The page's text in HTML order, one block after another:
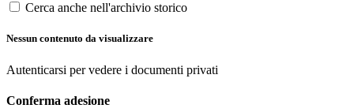
Cerca anche nell'archivio storico
Nessun contenuto da visualizzare
Autenticarsi per vedere i documenti privati
Conferma adesione